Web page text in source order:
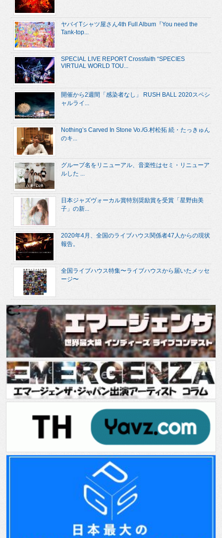
ヤバイTシャツ屋さん4th Full Album『You need the
Tank-top...
SPECIAL LIVE REPORT Crossfaith “SPECIES
VIRTUAL WORLD TOU...
開催から2週間「感染者なし」 RUSH BALL 2020スペシ
ャルライ...
Nothing’s Carved In Stone Vo./G.村松拓 続・たっきゅん
のキ...
グループ名をリニューアル、音楽性はセミ・リニューア
ルした ...
日本ジャズヴォーカル賞特別奨励賞を受賞「星野由美
子」の新...
2020年4月、全国のライブハウス関係者47人からの現状
報告。
全国ライブハウス特集〜ライブハウスから届いたメッセ
ージ〜